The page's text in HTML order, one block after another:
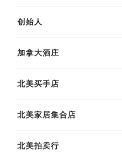
创始人
加拿大酒庄
北美买手店
北美家居集合店
北美拍卖行